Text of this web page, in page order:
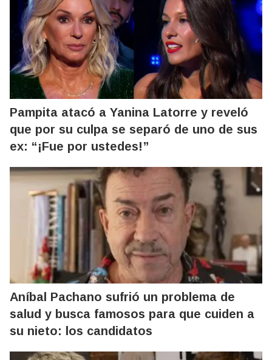
Pampita atacó a Yanina Latorre y reveló
que por su culpa se separó de uno de sus
ex: “¡Fue por ustedes!”
Aníbal Pachano sufrió un problema de
salud y busca famosos para que cuiden a
su nieto: los candidatos